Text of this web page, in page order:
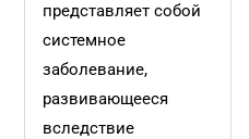
представляет собой
системное
заболевание,
развивающееся
вследствие